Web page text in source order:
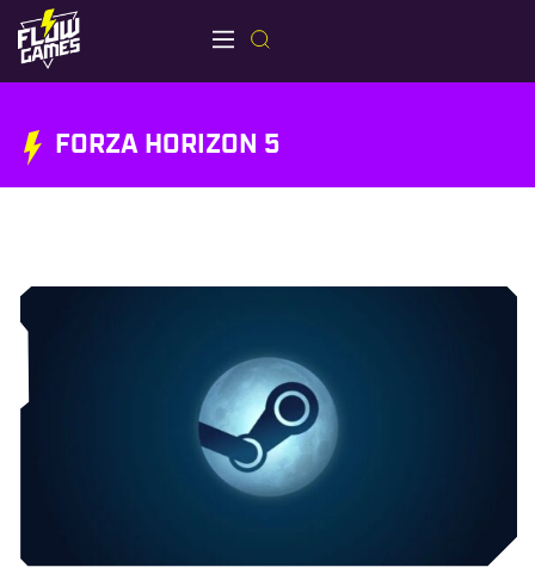
FORZA HORIZON 5